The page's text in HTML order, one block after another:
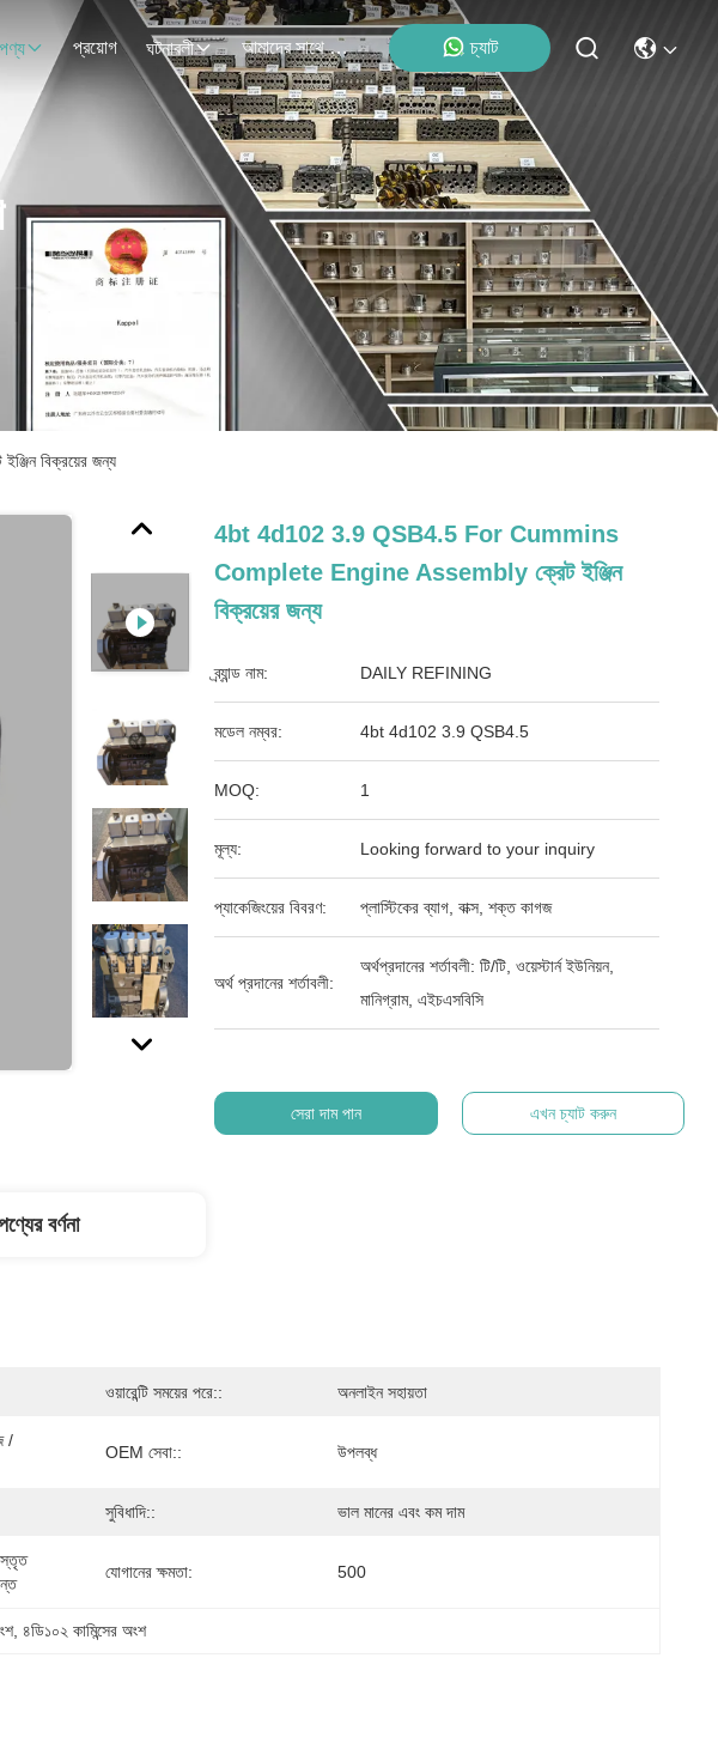
পণ্য প্রয়োগ ঘটনাবলী আমাদের সাথে যোগাযোগ চ্যাট
বিক্রয়ের জন্য
4bt 4d102 3.9 QSB4.5 For Cummins
Complete Engine Assembly ক্রেট ইঞ্জিন
বিক্রয়ের জন্য
ব্র্যান্ড নাম: DAILY REFINING
মডেল নম্বর: 4bt 4d102 3.9 QSB4.5
MOQ: 1
মূল্য: Looking forward to your inquiry
প্যাকেজিংয়ের বিবরণ: প্লাস্টিকের ব্যাগ, বাক্স, শক্ত কাগজ
অর্থ প্রদানের শর্তাবলী:
অর্থপ্রদানের শর্তাবলী: টি/টি, ওয়েস্টার্ন ইউনিয়ন,
মানিগ্রাম, এইচএসবিসি
সেরা দাম পান এখন চ্যাট করুন
বর্ণনা
ওয়ারেন্টি সময়ের পরে:: অনলাইন সহায়তা
/
OEM সেবা:: উপলব্ধ
সুবিধাদি:: ভাল মানের এবং কম দাম
যোগানের ক্ষমতা: 500
, ৪ডি১০২ কামিন্সের অংশ